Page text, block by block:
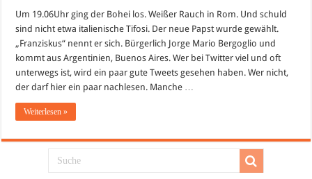
besten
zum
neuen
Papst
„Franziskus“
Um 19.06Uhr ging der Bohei los. Weißer Rauch in Rom. Und schuld
sind nicht etwa italienische Tifosi. Der neue Papst wurde gewählt.
„Franziskus“ nennt er sich. Bürgerlich Jorge Mario Bergoglio und
kommt aus Argentinien, Buenos Aires. Wer bei Twitter viel und oft
unterwegs ist, wird ein paar gute Tweets gesehen haben. Wer nicht,
der darf hier ein paar nachlesen. Manche …
Weiterlesen »